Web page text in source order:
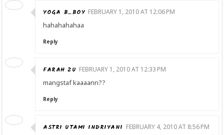
YOGA B_BOY FEBRUARY 1, 2010 AT 12:06 PM
hahahahahaa
Reply
FARAH ZU FEBRUARY 1, 2010 AT 12:33 PM
mangstaf kaaaann??
Reply
ASTRI UTAMI INDRIYANI FEBRUARY 4, 2010 AT 8:56 PM